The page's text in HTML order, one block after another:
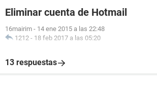
Eliminar cuenta de Hotmail
16mairim - 14 ene 2015 a las 22:48
1212 - 18 feb 2017 a las 05:20
13 respuestas